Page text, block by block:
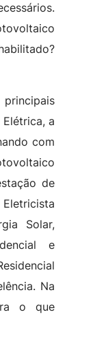
a
com
de
Solar,
e
Na
o que